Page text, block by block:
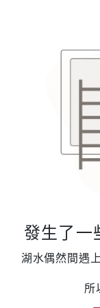
發生了一
湖水偶然間遇
所